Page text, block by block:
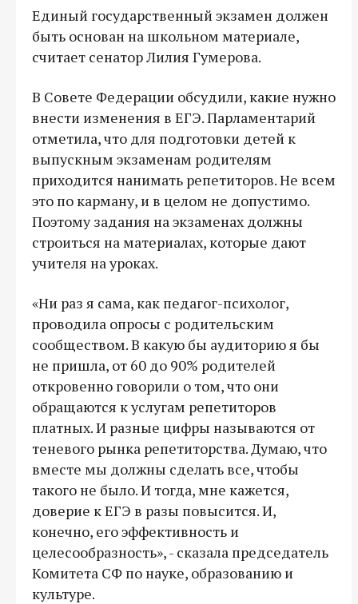
Единый государственный экзамен должен
быть основан на школьном материале,
считает сенатор Лилия Гумерова.
В Совете Федерации обсудили, какие нужно
внести изменения в ЕГЭ. Парламентарий
отметила, что для подготовки детей к
выпускным экзаменам родителям
приходится нанимать репетиторов. Не всем
это по карману, и в целом не допустимо.
Поэтому задания на экзаменах должны
строиться на материалах, которые дают
учителя на уроках.
«Ни раз я сама, как педагог-психолог,
проводила опросы с родительским
сообществом. В какую бы аудиторию я бы
не пришла, от 60 до 90% родителей
откровенно говорили о том, что они
обращаются к услугам репетиторов
платных. И разные цифры называются от
теневого рынка репетиторства. Думаю, что
вместе мы должны сделать все, чтобы
такого не было. И тогда, мне кажется,
доверие к ЕГЭ в разы повысится. И,
конечно, его эффективность и
целесообразность», - сказала председатель
Комитета СФ по науке, образованию и
культуре.